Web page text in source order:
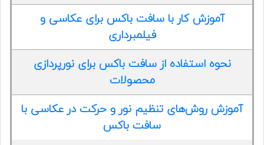
آموزش کار با سافت باکس برای عکاسی و
فیلمبرداری
نحوه استفاده از سافت باکس برای نورپردازی
محصولات
آموزش روش‌های تنظیم نور و حرکت در عکاسی با
سافت باکس